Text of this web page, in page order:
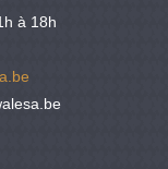
à 18h